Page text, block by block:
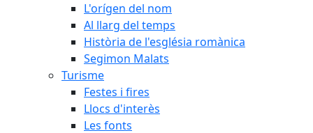
L'orígen del nom
Al llarg del temps
Història de l'església romànica
Segimon Malats
Turisme
Festes i fires
Llocs d'interès
Les fonts